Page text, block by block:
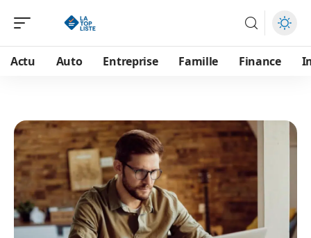
Actu Auto Entreprise Famille Finance